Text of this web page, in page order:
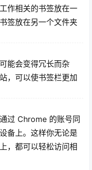
作相关的书签放在一
签放在另一个文件夹
能会变得冗长而杂
，可以使书签栏更加
过 Chrome 的账号同
备上。这样你无论是
，都可以轻松访问相